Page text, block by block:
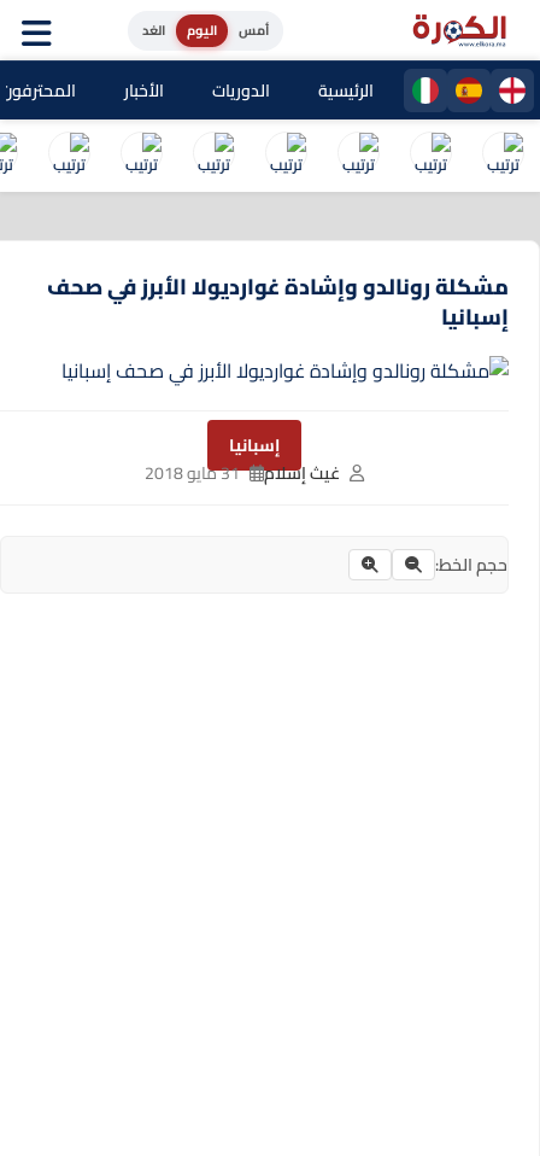
اليوم الغد
الرئيسية الدوريات الأخبار المحترفون
مشكلة رونالدو وإشادة غوارديولا الأبرز في صحف
إسبانيا
إسبانيا
غيث إسلام
31 مايو 2018
حجم الخط: